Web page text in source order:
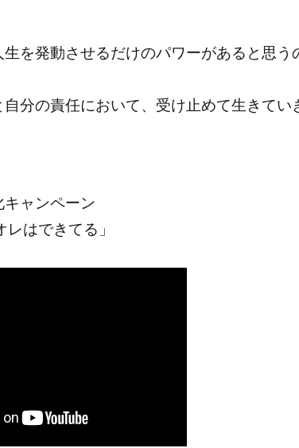
を発動させるだけのパワーがあると思う
分の責任において、受け止めて生きてい
キャンペーン
レはできてる」